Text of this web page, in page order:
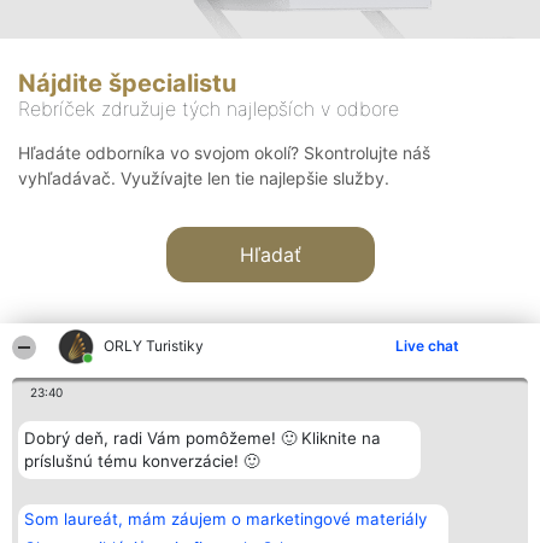
ORLY Turistiky Live chat
23:40
Dobrý deň, radi Vám pomôžeme! 🙂 Kliknite na
príslušnú tému konverzácie! 🙂
Som laureát, mám záujem o marketingové materiály
Nájdite špecialistu
Rebríček združuje tých najlepších v odbore
Hľadáte odborníka vo svojom okolí? Skontrolujte náš
vyhľadávač. Využívajte len tie najlepšie služby.
Hľadať
Organizátor hodnotenia
Bright Side Solutions sp. z o.
o. sp. k.
Wrocław 50-079
KRS 0000749100 | Regon
381313360 | NIP 8943132676
Hodnotenie
Laureáti
Lista
Laureatów
Podmienky
Obchodné
Kontakt
Kontakt